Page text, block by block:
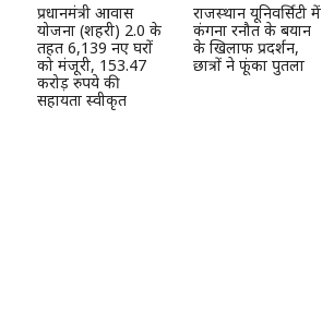
प्रधानमंत्री आवास
योजना (शहरी) 2.0 के
तहत 6,139 नए घरों
को मंजूरी, 153.47
करोड़ रुपये की
सहायता स्वीकृत
राजस्थान यूनिवर्सिटी में
कंगना रनौत के बयान
के खिलाफ प्रदर्शन,
छात्रों ने फूंका पुतला